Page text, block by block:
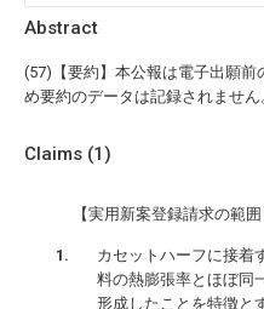
Abstract
(57)【要約】本公報は電子出願前
め要約のデータは記録されません
Claims (1)
【実用新案登録請求の範囲
カセットハーフに接着
料の熱膨張率とほぼ同
形成したことを特徴と